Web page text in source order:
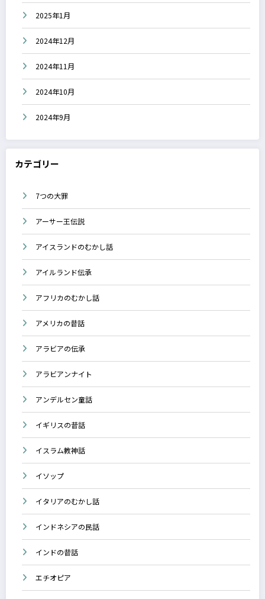
2025年1月
2024年12月
2024年11月
2024年10月
2024年9月
カテゴリー
7つの大罪
アーサー王伝説
アイスランドのむかし話
アイルランド伝承
アフリカのむかし話
アメリカの昔話
アラビアの伝承
アラビアンナイト
アンデルセン童話
イギリスの昔話
イスラム教神話
イソップ
イタリアのむかし話
インドネシアの民話
インドの昔話
エチオピア